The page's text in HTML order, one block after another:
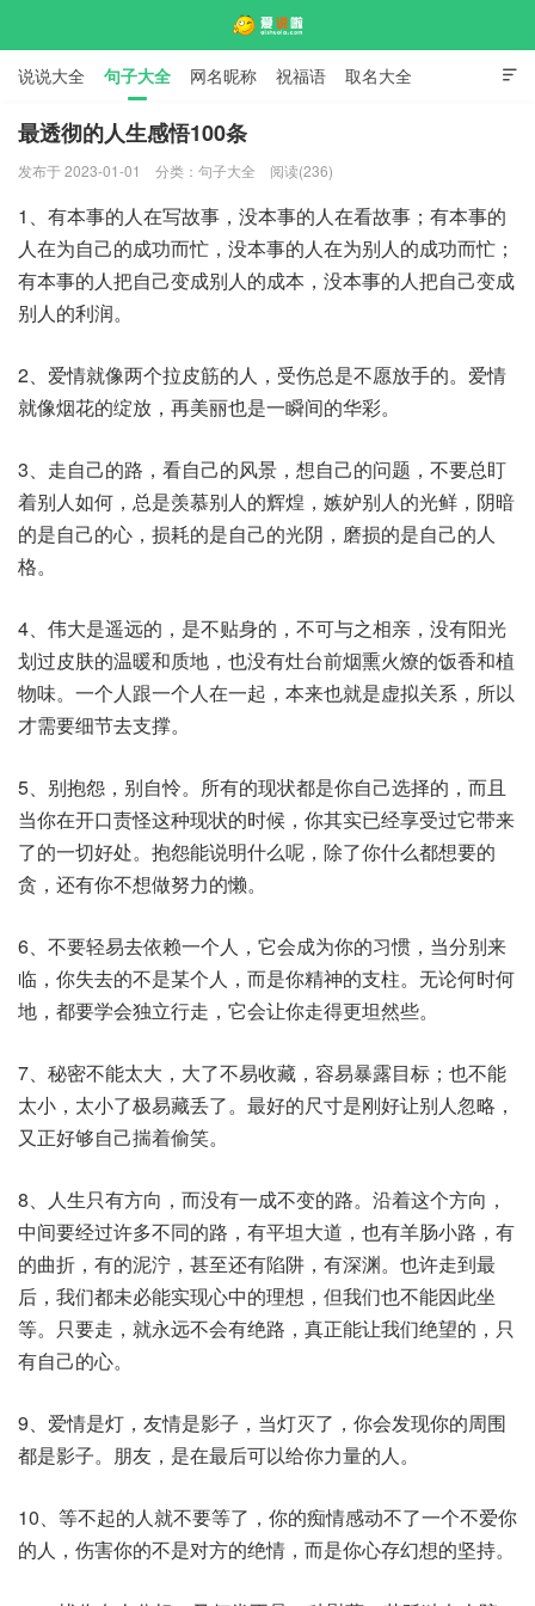

说说大全 句子大全 网名昵称 祝福语 取名大全
标语口号 签名大全
最透彻的人生感悟100条
发布于 2023-01-01 分类： 句子大全 阅读(236)
1、有本事的人在写故事，没本事的人在看故事；有本事的
人在为自己的成功而忙，没本事的人在为别人的成功而忙；
有本事的人把自己变成别人的成本，没本事的人把自己变成
别人的利润。
2、爱情就像两个拉皮筋的人，受伤总是不愿放手的。爱情
就像烟花的绽放，再美丽也是一瞬间的华彩。
3、走自己的路，看自己的风景，想自己的问题，不要总盯
着别人如何，总是羡慕别人的辉煌，嫉妒别人的光鲜，阴暗
的是自己的心，损耗的是自己的光阴，磨损的是自己的人
格。
4、伟大是遥远的，是不贴身的，不可与之相亲，没有阳光
划过皮肤的温暖和质地，也没有灶台前烟熏火燎的饭香和植
物味。一个人跟一个人在一起，本来也就是虚拟关系，所以
才需要细节去支撑。
5、别抱怨，别自怜。所有的现状都是你自己选择的，而且
当你在开口责怪这种现状的时候，你其实已经享受过它带来
了的一切好处。抱怨能说明什么呢，除了你什么都想要的
贪，还有你不想做努力的懒。
6、不要轻易去依赖一个人，它会成为你的习惯，当分别来
临，你失去的不是某个人，而是你精神的支柱。无论何时何
地，都要学会独立行走，它会让你走得更坦然些。
7、秘密不能太大，大了不易收藏，容易暴露目标；也不能
太小，太小了极易藏丢了。最好的尺寸是刚好让别人忽略，
又正好够自己揣着偷笑。
8、人生只有方向，而没有一成不变的路。沿着这个方向，
中间要经过许多不同的路，有平坦大道，也有羊肠小路，有
的曲折，有的泥泞，甚至还有陷阱，有深渊。也许走到最
后，我们都未必能实现心中的理想，但我们也不能因此坐
等。只要走，就永远不会有绝路，真正能让我们绝望的，只
有自己的心。
9、爱情是灯，友情是影子，当灯灭了，你会发现你的周围
都是影子。朋友，是在最后可以给你力量的人。
10、等不起的人就不要等了，你的痴情感动不了一个不爱你
的人，伤害你的不是对方的绝情，而是你心存幻想的坚持。